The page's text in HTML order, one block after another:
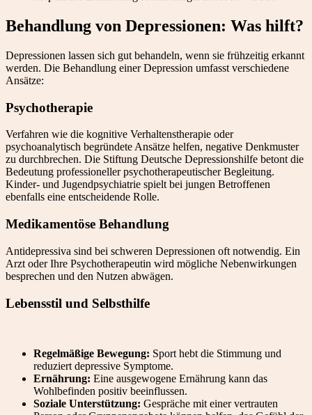
Behandlung von Depressionen: Was hilft?
Depressionen lassen sich gut behandeln, wenn sie frühzeitig erkannt
werden. Die Behandlung einer Depression umfasst verschiedene
Ansätze:
Psychotherapie
Verfahren wie die kognitive Verhaltenstherapie oder
psychoanalytisch begründete Ansätze helfen, negative Denkmuster
zu durchbrechen. Die Stiftung Deutsche Depressionshilfe betont die
Bedeutung professioneller psychotherapeutischer Begleitung.
Kinder- und Jugendpsychiatrie spielt bei jungen Betroffenen
ebenfalls eine entscheidende Rolle.
Medikamentöse Behandlung
Antidepressiva sind bei schweren Depressionen oft notwendig. Ein
Arzt oder Ihre Psychotherapeutin wird mögliche Nebenwirkungen
besprechen und den Nutzen abwägen.
Lebensstil und Selbsthilfe
Regelmäßige Bewegung: Sport hebt die Stimmung und
reduziert depressive Symptome.
Ernährung: Eine ausgewogene Ernährung kann das
Wohlbefinden positiv beeinflussen.
Soziale Unterstützung: Gespräche mit einer vertrauten